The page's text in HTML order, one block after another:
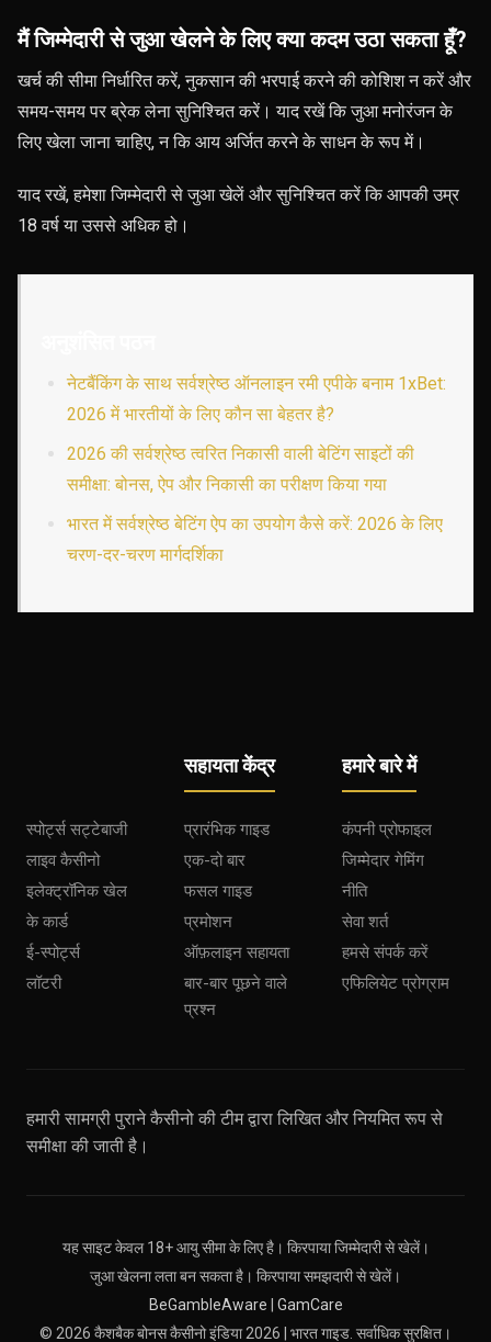
मैं जिम्मेदारी से जुआ खेलने के लिए क्या कदम उठा सकता हूँ?
खर्च की सीमा निर्धारित करें, नुकसान की भरपाई करने की कोशिश न करें और
समय-समय पर ब्रेक लेना सुनिश्चित करें। याद रखें कि जुआ मनोरंजन के
लिए खेला जाना चाहिए, न कि आय अर्जित करने के साधन के रूप में।
याद रखें, हमेशा जिम्मेदारी से जुआ खेलें और सुनिश्चित करें कि आपकी उम्र
18 वर्ष या उससे अधिक हो।
नेटबैंकिंग के साथ सर्वश्रेष्ठ ऑनलाइन रमी एपीके बनाम 1xBet:
2026 में भारतीयों के लिए कौन सा बेहतर है?
2026 की सर्वश्रेष्ठ त्वरित निकासी वाली बेटिंग साइटों की
समीक्षा: बोनस, ऐप और निकासी का परीक्षण किया गया
भारत में सर्वश्रेष्ठ बेटिंग ऐप का उपयोग कैसे करें: 2026 के लिए
चरण-दर-चरण मार्गदर्शिका
स्पोर्ट्स सट्टेबाजी
लाइव कैसीनो
इलेक्ट्रॉनिक खेल
के कार्ड
ई-स्पोर्ट्स
लॉटरी
सहायता केंद्र
प्रारंभिक गाइड
एक-दो बार
फसल गाइड
प्रमोशन
ऑफ़लाइन सहायता
बार-बार पूछने वाले
प्रश्न
हमारे बारे में
कंपनी प्रोफाइल
जिम्मेदार गेमिंग
नीति
सेवा शर्त
हमसे संपर्क करें
एफिलियेट प्रोग्राम
हमारी सामग्री पुराने कैसीनो की टीम द्वारा लिखित और नियमित रूप से
समीक्षा की जाती है।
यह साइट केवल 18+ आयु सीमा के लिए है। किरपाया जिम्मेदारी से खेलें।
जुआ खेलना लता बन सकता है। किरपाया समझदारी से खेलें।
BeGambleAware
GamCare
© 2026 कैशबैक बोनस कैसीनो इंडिया 2026 | भारत गाइड. सर्वाधिक सुरक्षित।